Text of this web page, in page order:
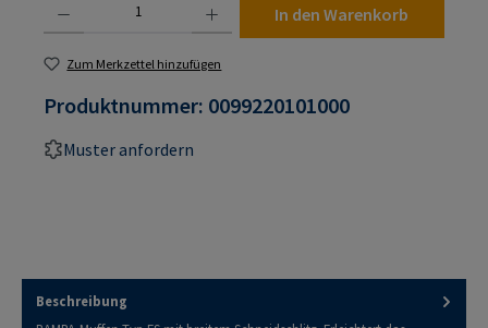
In den Warenkorb
Zum Merkzettel hinzufügen
Produktnummer: 0099220101000
Muster anfordern
Beschreibung